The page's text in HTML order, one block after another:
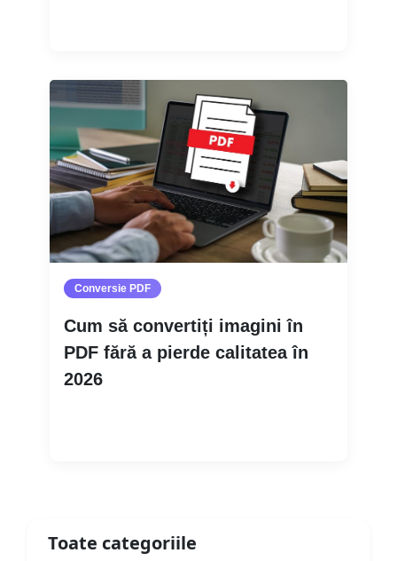
Conversie PDF
Cum să convertiți imagini în
PDF fără a pierde calitatea în
2026
Toate categoriile